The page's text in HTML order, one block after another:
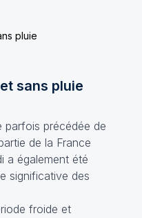
pluie
sans pluie
parfois précédée de
de la France
a également été
significative des
froide et